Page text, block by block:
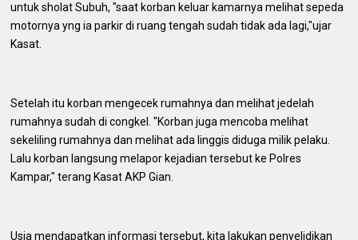
untuk sholat Subuh, "saat korban keluar kamarnya melihat sepeda
motornya yng ia parkir di ruang tengah sudah tidak ada lagi,"ujar
Kasat.
Setelah itu korban mengecek rumahnya dan melihat jedelah
rumahnya sudah di congkel. "Korban juga mencoba melihat
sekeliling rumahnya dan melihat ada linggis diduga milik pelaku.
Lalu korban langsung melapor kejadian tersebut ke Polres
Kampar," terang Kasat AKP Gian.
Usia mendapatkan informasi tersebut, kita lakukan penyelidikan